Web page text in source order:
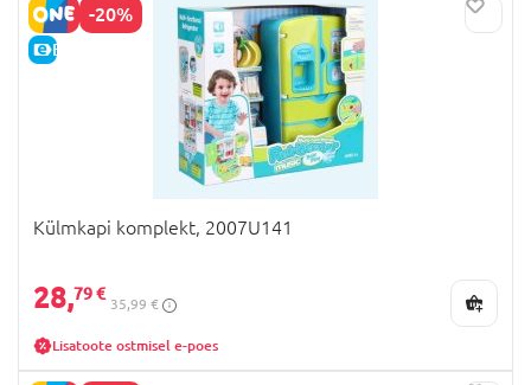
-20%
E-HIND
Külmkapi komplekt, 2007U141
28,79 €
35,99 €
Lisatoote ostmisel e-poes